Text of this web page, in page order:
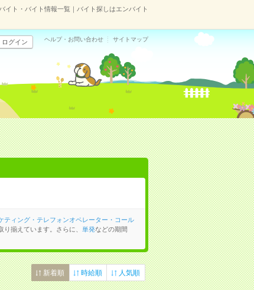
イト・バイト情報一覧｜バイト探しはエンバイト
ログイン ヘルプ・お問い合わせ サイトマップ
ティング・テレフォンオペレーター・コール
り揃えています。さらに、 単発などの期間
新着順 時給順 人気順